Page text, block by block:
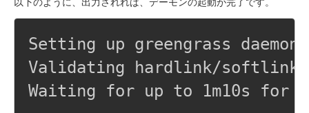
Setting up greengrass daemon
Validating hardlink/softlink
Waiting for up to 1m10s for